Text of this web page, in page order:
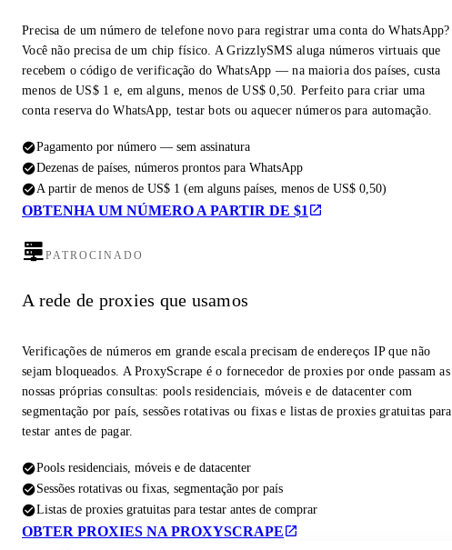
Precisa de um número de telefone novo para registrar uma conta do WhatsApp?
Você não precisa de um chip físico. A GrizzlySMS aluga números virtuais que
recebem o código de verificação do WhatsApp — na maioria dos países, custa
menos de US$ 1 e, em alguns, menos de US$ 0,50. Perfeito para criar uma
conta reserva do WhatsApp, testar bots ou aquecer números para automação.
Pagamento por número — sem assinatura
Dezenas de países, números prontos para WhatsApp
A partir de menos de US$ 1 (em alguns países, menos de US$ 0,50)
OBTENHA UM NÚMERO A PARTIR DE $1
PATROCINADO
A rede de proxies que usamos
Verificações de números em grande escala precisam de endereços IP que não
sejam bloqueados. A ProxyScrape é o fornecedor de proxies por onde passam as
nossas próprias consultas: pools residenciais, móveis e de datacenter com
segmentação por país, sessões rotativas ou fixas e listas de proxies gratuitas para
testar antes de pagar.
Pools residenciais, móveis e de datacenter
Sessões rotativas ou fixas, segmentação por país
Listas de proxies gratuitas para testar antes de comprar
OBTER PROXIES NA PROXYSCRAPE